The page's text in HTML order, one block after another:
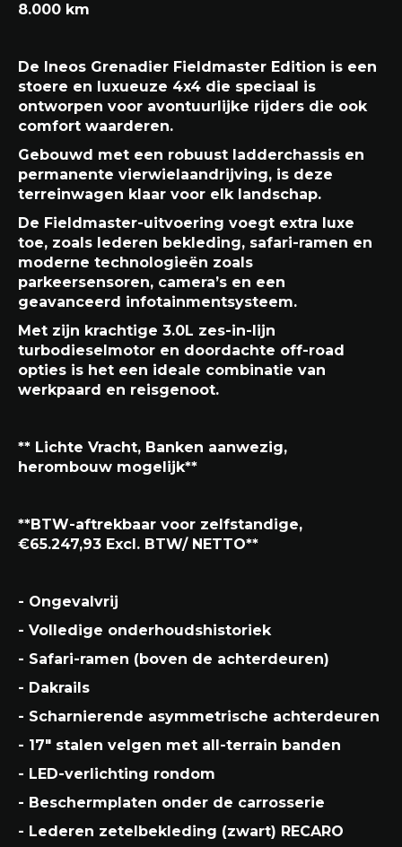
8.000 km
De Ineos Grenadier Fieldmaster Edition is een
stoere en luxueuze 4x4 die speciaal is
ontworpen voor avontuurlijke rijders die ook
comfort waarderen.
Gebouwd met een robuust ladderchassis en
permanente vierwielaandrijving, is deze
terreinwagen klaar voor elk landschap.
De Fieldmaster-uitvoering voegt extra luxe
toe, zoals lederen bekleding, safari-ramen en
moderne technologieën zoals
parkeersensoren, camera’s en een
geavanceerd infotainmentsysteem.
Met zijn krachtige 3.0L zes-in-lijn
turbodieselmotor en doordachte off-road
opties is het een ideale combinatie van
werkpaard en reisgenoot.
** Lichte Vracht, Banken aanwezig,
herombouw mogelijk**
**BTW-aftrekbaar voor zelfstandige,
€65.247,93 Excl. BTW/ NETTO**
- Ongevalvrij
- Volledige onderhoudshistoriek
- Safari-ramen (boven de achterdeuren)
- Dakrails
- Scharnierende asymmetrische achterdeuren
- 17" stalen velgen met all-terrain banden
- LED-verlichting rondom
- Beschermplaten onder de carrosserie
- Lederen zetelbekleding (zwart) RECARO